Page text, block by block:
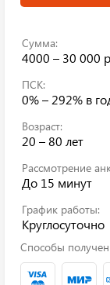
Сумма:
4000 – 30 000
ПСК:
0% – 292% в
Возраст:
20 – 80 лет
Рассмотрение
До 15 минут
График работы:
Круглосуточно
Способы